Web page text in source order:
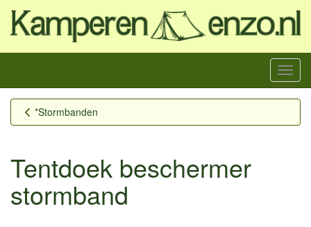
Menu
*Stormbanden
Tentdoek beschermer
stormband